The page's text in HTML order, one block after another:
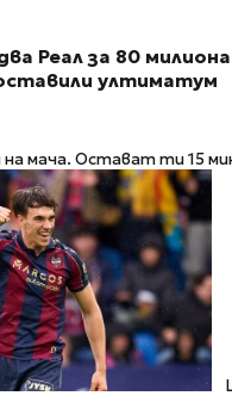
Реал за 80
ултиматум
на мача. Остават ти 15